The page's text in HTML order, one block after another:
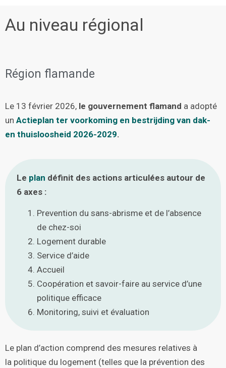
Au niveau régional
Région flamande
Le 13 février 2026, le gouvernement flamand a adopté
un Actieplan ter voorkoming en bestrijding van dak-
en thuisloosheid 2026-2029.
Le plan définit des actions articulées autour de
6 axes :
Prevention du sans-abrisme et de l’absence
de chez-soi
Logement durable
Service d’aide
Accueil
Coopération et savoir-faire au service d’une
politique efficace
Monitoring, suivi et évaluation
Le plan d’action comprend des mesures relatives à
la politique du logement (telles que la prévention des